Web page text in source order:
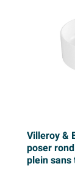
Villeroy &
poser
plein sans